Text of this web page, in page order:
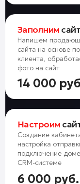
Заполним
Напишем
сайта на основе
клиента,
фото на сайт
14 000
Настроим
Создание
настройка
подключение
CRM-системе
6 000 руб.